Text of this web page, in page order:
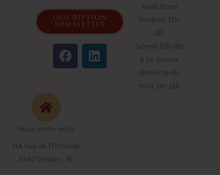
inscription
newsletter
F
a
c
k
L
i
n
Jeudi fermé
Vendredi 13h-
18h
Samedi 10h-18h
& Le dernier
dimanche du
mois 14h-18h
Nous rendre visite
11A Rue de l'Entreville
6540 Lobbes - BE